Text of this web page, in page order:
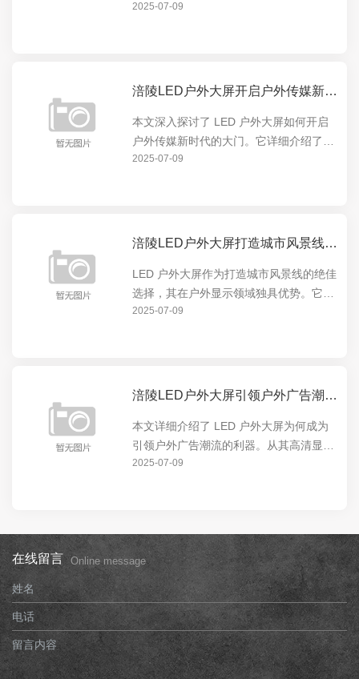
景到实际效果，全方位展示这一创新技术
2025-07-09
涪陵LED户外大屏开启户外传媒新时代的大门
本文深入探讨了 LED 户外大屏如何开启
户外传媒新时代的大门。它详细介绍了
LED 户外大屏的特点与优势，如高亮度、
2025-07-09
涪陵LED户外大屏打造城市风景线的绝佳选择
LED 户外大屏作为打造城市风景线的绝佳
选择，其在户外显示领域独具优势。它能
以绚丽多彩的画面点亮城市夜晚，成为城
2025-07-09
涪陵LED户外大屏引领户外广告潮流的利器
本文详细介绍了 LED 户外大屏为何成为
引领户外广告潮流的利器。从其高清显
示、超大尺寸、节能环保等特点，到在城
2025-07-09
在线留言 Online message
姓名
电话
留言内容